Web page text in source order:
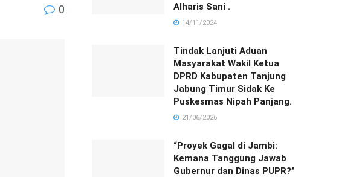
0
Alharis Sani .
14/11/2024
Tindak Lanjuti Aduan
Masyarakat Wakil Ketua
DPRD Kabupaten Tanjung
Jabung Timur Sidak Ke
Puskesmas Nipah Panjang.
21/06/2026
“Proyek Gagal di Jambi:
Kemana Tanggung Jawab
Gubernur dan Dinas PUPR?”